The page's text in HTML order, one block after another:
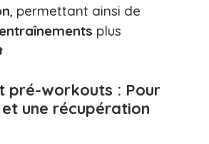
, permettant ainsi de
entraînements plus
pré-workouts : Pour
une récupération